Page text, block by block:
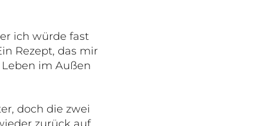
ich würde fast
Rezept, das mir
im Außen
doch die zwei